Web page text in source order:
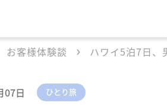
お客様体験談 ハワイ5泊7日、
07日 ひとり旅